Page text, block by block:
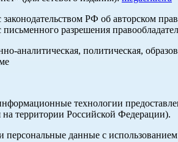
РФ об авторском
разрешения
политическая,
технологии
территории Российской Федерации).
данные с